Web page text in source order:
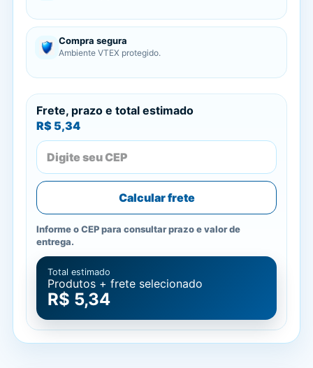
Compra segura
Ambiente VTEX protegido.
Frete, prazo e total estimado
R$ 5,34
Calcular frete
Informe o CEP para consultar prazo e valor de
entrega.
Total estimado
Produtos + frete selecionado
R$ 5,34